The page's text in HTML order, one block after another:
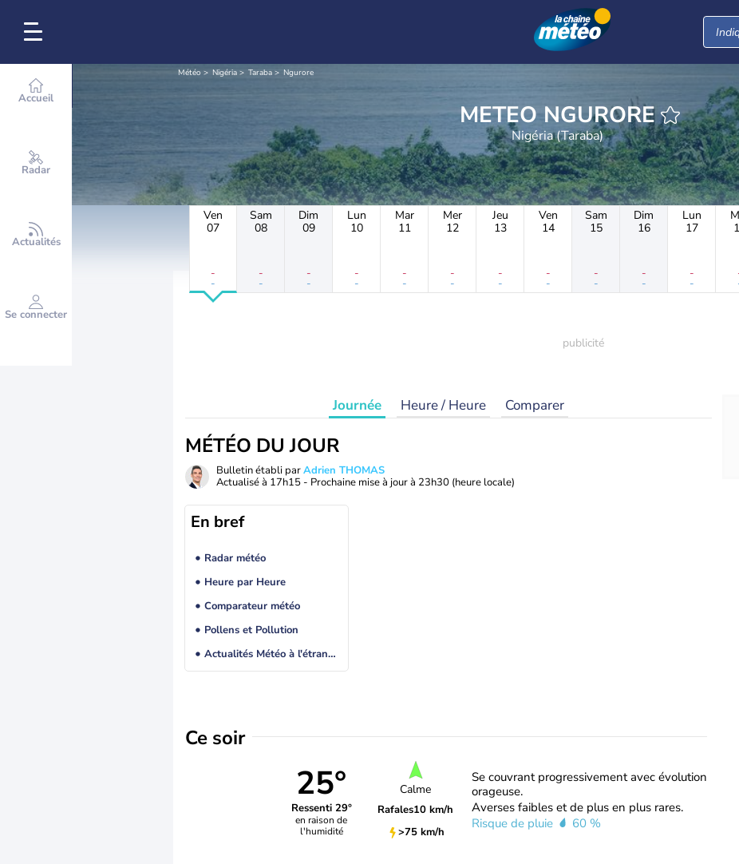
Accueil
Radar
Actualités
Se connecter
Météo Nigéria Taraba Ngurore
METEO NGURORE
Nigéria (Taraba)
Ven
07
-
-
Sam
08
-
-
Dim
09
-
-
Lun
10
-
-
Mar
11
-
-
Mer
12
-
-
Jeu
13
-
-
Ven
14
-
-
Sam
15
-
-
Dim
16
-
-
Lun
17
-
-
Journée Heure / Heure Comparer
MÉTÉO DU JOUR
Bulletin établi parAdrien THOMAS
Actualisé à 17h15 - Prochaine mise à jour à 23h30 (heure locale)
En bref
Radar météo
Heure par Heure
Comparateur météo
Pollens et Pollution
Actualités Météo à l'étranger
Ce soir
25°
Ressenti 29°
en raison de
l'humidité
Calme
Rafales10 km/h
>75 km/h
Se couvrant progressivement avec évolution
orageuse.
Averses faibles et de plus en plus rares.
Risque de pluie
60 %